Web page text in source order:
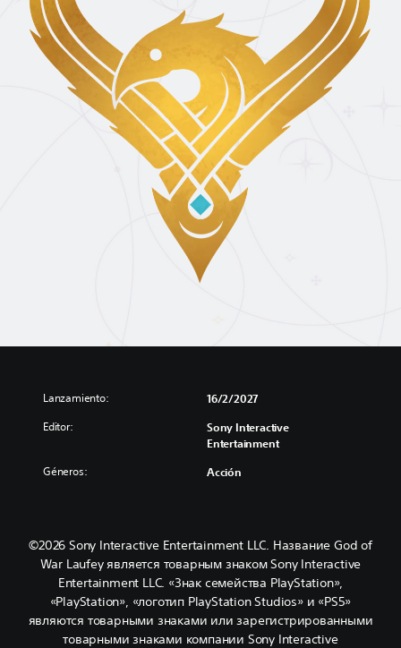
Lanzamiento: 16/2/2027
Editor:
Sony Interactive
Entertainment
Géneros: Acción
©2026 Sony Interactive Entertainment LLC. Название God of
War Laufey является товарным знаком Sony Interactive
Entertainment LLC. «Знак семейства PlayStation»,
«PlayStation», «логотип PlayStation Studios» и «PS5»
являются товарными знаками или зарегистрированными
товарными знаками компании Sony Interactive